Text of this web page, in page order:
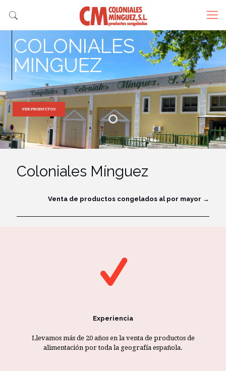
COLONIALES
MINGUEZ
VER PRODUCTOS
Coloniales Mínguez
Venta de productos congelados al por mayor →
Experiencia
Llevamos más de 20 años en la venta de productos de
alimentación por toda la geografía española.